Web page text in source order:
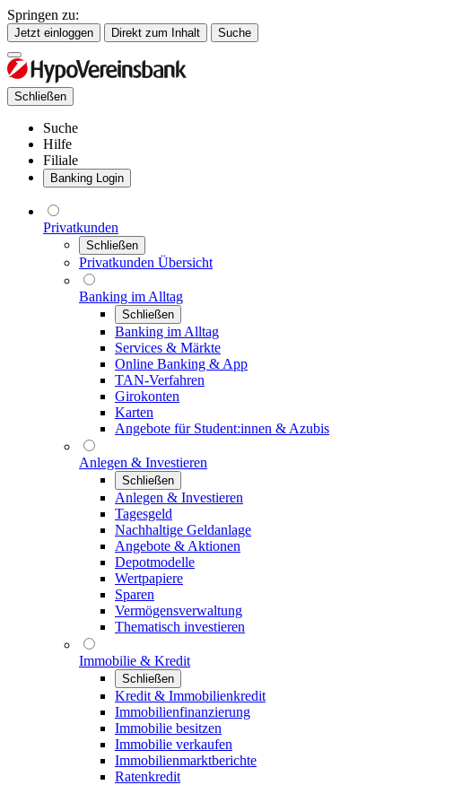
Springen zu:
Jetzt einloggen Direkt zum Inhalt Suche
Schließen
Suche
Hilfe
Filiale
Banking Login
Privatkunden
Schließen
Privatkunden Übersicht
Banking im Alltag
Schließen
Banking im Alltag
Services & Märkte
Online Banking & App
TAN-Verfahren
Girokonten
Karten
Angebote für Student:innen & Azubis
Anlegen & Investieren
Schließen
Anlegen & Investieren
Tagesgeld
Nachhaltige Geldanlage
Angebote & Aktionen
Depotmodelle
Wertpapiere
Sparen
Vermögensverwaltung
Thematisch investieren
Immobilie & Kredit
Schließen
Kredit & Immobilienkredit
Immobilienfinanzierung
Immobilie besitzen
Immobilie verkaufen
Immobilienmarktberichte
Ratenkredit